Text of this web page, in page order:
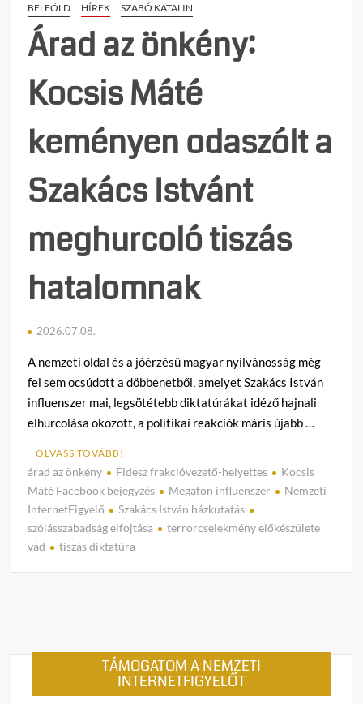
BELFÖLD HÍREK SZABÓ KATALIN
Árad az önkény:
Kocsis Máté
keményen odaszólt a
Szakács Istvánt
meghurcoló tiszás
hatalomnak
2026.07.08.
A nemzeti oldal és a jóérzésű magyar nyilvánosság még
fel sem ocsúdott a döbbenetből, amelyet Szakács István
influenszer mai, legsötétebb diktatúrákat idéző hajnali
elhurcolása okozott, a politikai reakciók máris újabb …
OLVASS TOVÁBB!
árad az önkény Fidesz frakcióvezető-helyettes
Kocsis
Máté Facebook bejegyzés
Megafon influenszer
Nemzeti
InternetFigyelő
Szakács István házkutatás
szólásszabadság elfojtása
terrorcselekmény előkészülete
vád
tiszás diktatúra
TÁMOGATOM A NEMZETI
INTERNETFIGYELŐT